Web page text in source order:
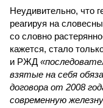
Неудивительно, что
реагируя на
со словно
кажется, стало
и РЖД
взятые на себя
договора от 2008
современную